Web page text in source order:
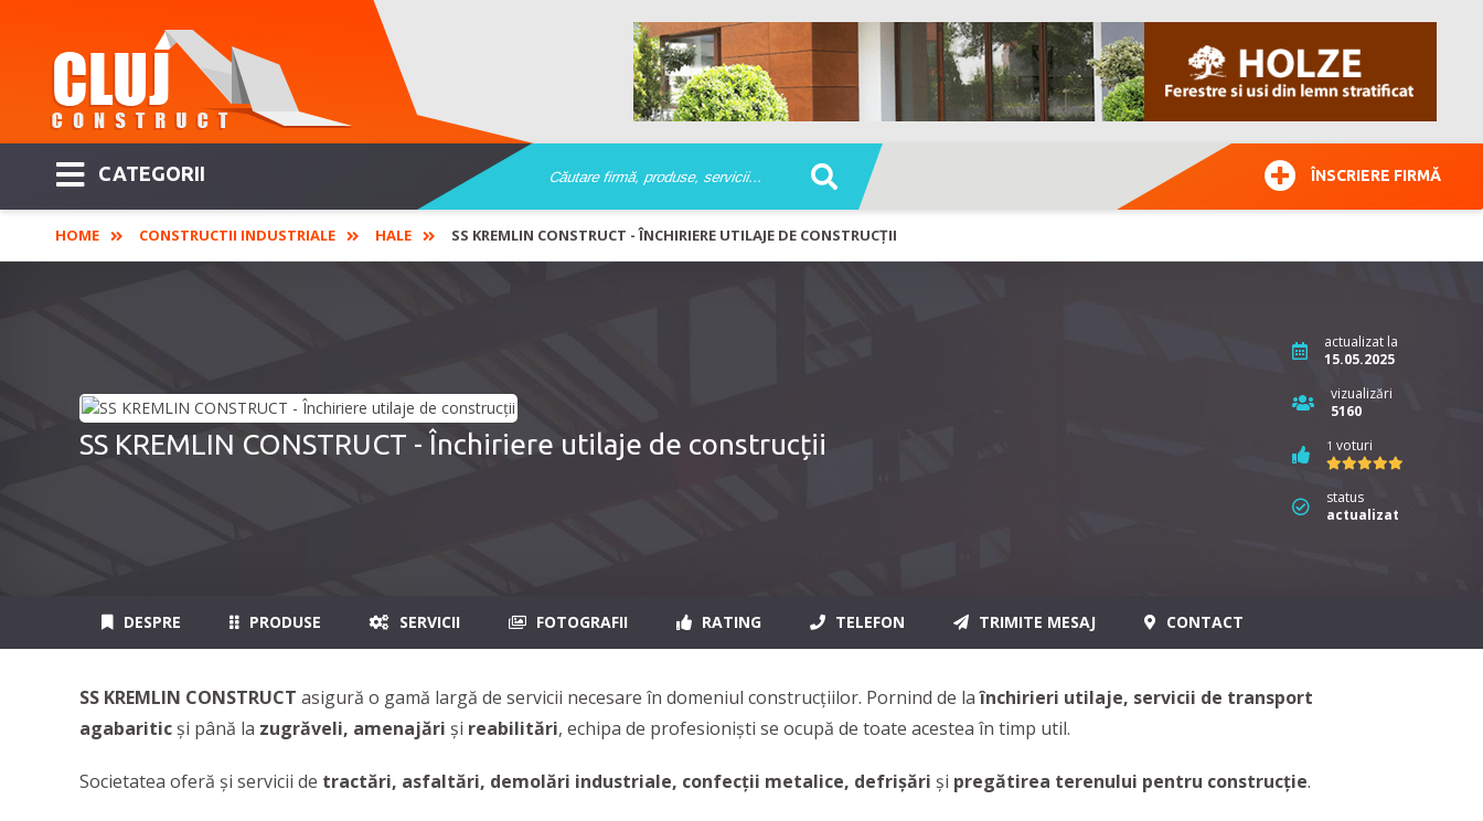
CATEGORII ÎNSCRIERE FIRMĂ
HOME CONSTRUCTII INDUSTRIALE HALE SS KREMLIN CONSTRUCT - ÎNCHIRIERE UTILAJE DE CONSTRUCȚII
SS KREMLIN CONSTRUCT - Închiriere utilaje de construcții
actualizat la
15.05.2025
vizualizări
5160
1 voturi
status
actualizat
DESPRE PRODUSE SERVICII FOTOGRAFII RATING TELEFON TRIMITE MESAJ CONTACT
SS KREMLIN CONSTRUCT asigură o gamă largă de servicii necesare în domeniul construcțiilor. Pornind de laînchirieri utilaje, servicii de transport
agabaritic și până la zugrăveli, amenajări și reabilitări, echipa de profesioniști se ocupă de toate acestea în timp util.
Societatea oferă și servicii de tractări, asfaltări, demolări industriale, confecții metalice, defrișări și pregătirea terenului pentru construcție.